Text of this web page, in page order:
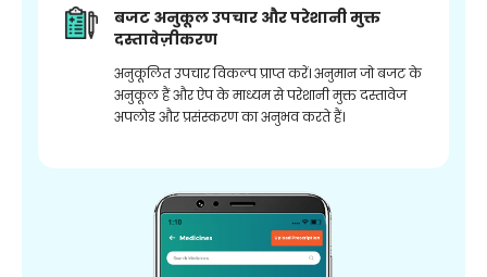
बजट अनुकूल उपचार और परेशानी मुक्त
दस्तावेज़ीकरण
अनुकूलित उपचार विकल्प प्राप्त करें। अनुमान जो बजट के
अनुकूल हैं और ऐप के माध्यम से परेशानी मुक्त दस्तावेज
अपलोड और प्रसंस्करण का अनुभव करते हैं।